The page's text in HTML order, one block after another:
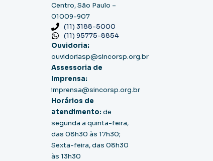
Centro, São Paulo –
01009-907
(11) 3188-5000
(11) 95775-8854
Ouvidoria:
ouvidoriasp@sincorsp.org.br
Assessoria de
Imprensa:
imprensa@sincorsp.org.br
Horários de
atendimento: de
segunda a quinta-feira,
das 08h30 às 17h30;
Sexta-feira, das 08h30
às 13h30